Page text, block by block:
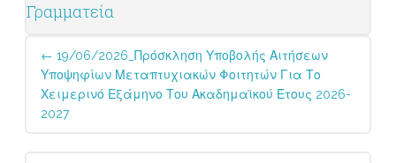
Γραμματεία
Post
navigation
← 19/06/2026_Πρόσκληση Υποβολής Αιτήσεων
Υποψηφίων Μεταπτυχιακών Φοιτητών Για Το
Χειμερινό Εξάμηνο Του Ακαδημαϊκού Έτους 2026-
2027